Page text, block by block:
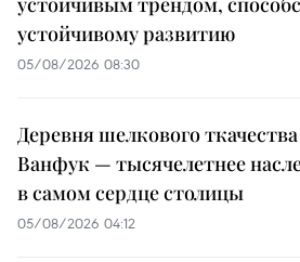
устойчивому развитию
05/08/2026 08:30
Деревня шелкового ткачества
Ванфук — тысячелетнее
в самом сердце столицы
05/08/2026 04:12